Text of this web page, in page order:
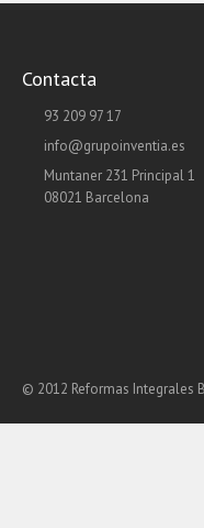
Contacta
93 209 97 17
info@grupoinventia.es
Muntaner 231 Principal 1
08021 Barcelona
© 2012 Reformas Integrales